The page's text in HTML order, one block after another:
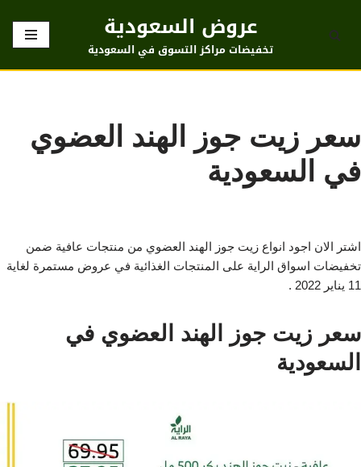
تخطى
عروض السعودية
تخفيضات مراكز التسوق في السعودية
سعر زيت جوز الهند العضوي
في السعودية
اشتر الان اجود انواع زيت جوز الهند العضوي من منتجات عافية ضمن
تخفيضات اسواق الراية على المنتجات الغذائية في عروض مستمرة لغاية
11 يناير 2022 .
سعر زيت جوز الهند العضوي في
السعودية